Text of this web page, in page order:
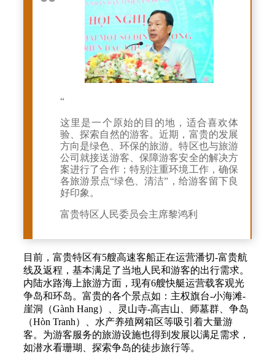
“
这里是一个原始的目的地，适合喜欢体
验、探索自然的游客。近期，富贵的发展
方向是绿色、环保的旅游。特区也与旅游
公司就接送游客、保障游客安全的解决方
案进行了合作；特别注重环境工作，确保
各旅游景点“绿色、清洁”，给游客留下良
好印象。
富贵特区人民委员会主席黎鸿利
目前，富贵特区有5艘高速客船正在运营潘切-富贵航
线及返程，基本满足了当地人民和游客的出行需求。
内陆水路海上旅游方面，现有6艘快艇运营载客观光
争岛和环岛。富贵的各个景点如：主权旗台-小海滩-
崖洞（Gành Hang）、灵山寺-高吉山、师墓群、争岛
（Hòn Tranh）、水产养殖网箱区等吸引着大量游
客。为游客服务的旅游设施也得到发展以满足需求，
如潜水看珊瑚、探索争岛的徒步旅行等。